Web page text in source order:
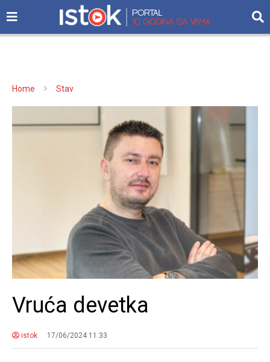
Home Stav
Vruća devetka
istok 17/06/2024 11:33